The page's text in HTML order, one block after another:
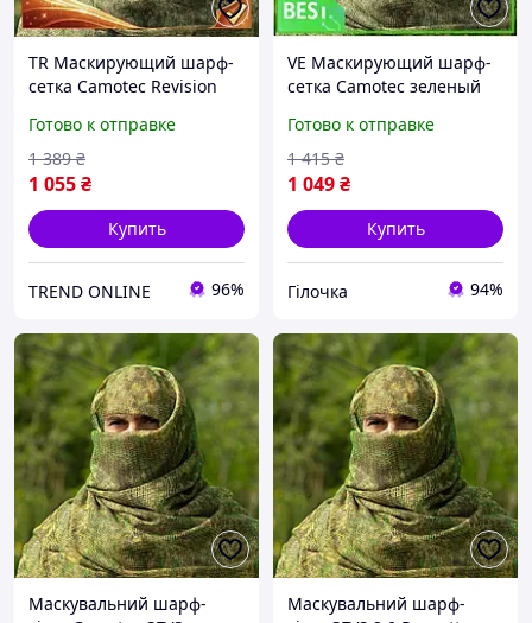
TR Маскирующий шарф-
сетка Camotec Revision
снайперов защита лица и
головы SpeR-4N
Готово к отправке
1 055₴
1 389 ₴
Купить
TREND ONLINE 96%
VE Маскирующий шарф-
сетка Camotec зеленый
снайперов защита лица и
головы N6W_VER
Готово к отправке
1 049₴
1 415 ₴
Купить
Гілочка 94%
Маскувальний шарф-
Маскувальний шарф-